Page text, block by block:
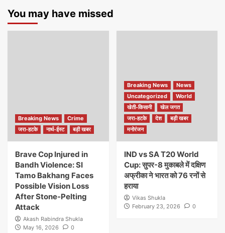
You may have missed
Breaking News
Crime
जरा-हटके
नार्थ-ईस्ट बड़ी खबर
Brave Cop Injured in
Bandh Violence: SI
Tamo Bakhang Faces
Possible Vision Loss
After Stone-Pelting
Attack
Akash Rabindra Shukla
May 16, 2026
0
Breaking News
News
Uncategorized
World
खेती-किसानी
खेल जगत
जरा-हटके
देश
बड़ी खबर
मनोरंजन
IND vs SA T20 World
Cup: सुपर-8 मुकाबले में दक्षिण
अफ्रीका ने भारत को 76 रनों से
हराया
Vikas Shukla
February 23, 2026
0